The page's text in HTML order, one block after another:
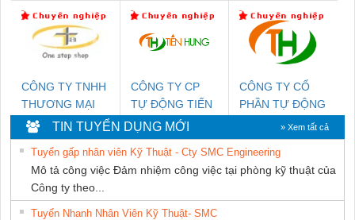
PHƯƠNG NAM
SETSUBI VIỆT
NAM
CÔNG TY TNHH
THƯƠNG MẠI
THIÊN ÂN VIỆT
NAM
CÔNG TY CP
TỰ ĐỘNG TIẾN
HƯNG
CÔNG TY CỔ
PHẦN TỰ ĐỘNG
TIẾN HƯNG
TIN TUYỂN DỤNG MỚI » Xem tất cả
Tuyển gấp nhân viên Kỹ Thuật - Cty SMC Engineering
Mô tả công việc Đảm nhiệm công việc tại phòng kỹ thuật của
Công ty theo...
Tuyển Nhanh Nhân Viên Kỹ Thuật- SMC